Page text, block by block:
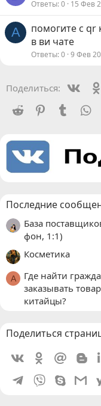
Ответы 0 15 Фев
A
помогите с qr
в ви чате
Ответы 0 9 Фев
Поделиться:
Reddit
PinterestTumblr
Последние
База
фон, 1:1)
Косметика
A
Где найти
заказывать
китайцы?
Поделиться
Vkontakte Mail.ru
Telegram
Viber Skype